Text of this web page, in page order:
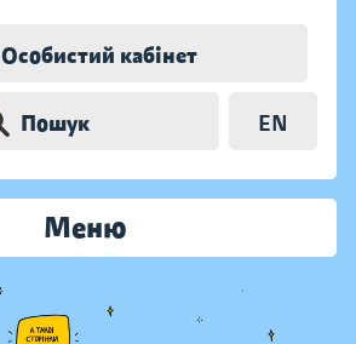
Особистий кабінет
Пошук EN
Меню